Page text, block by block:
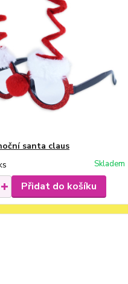
santa claus
Skladem
Přidat do košíku